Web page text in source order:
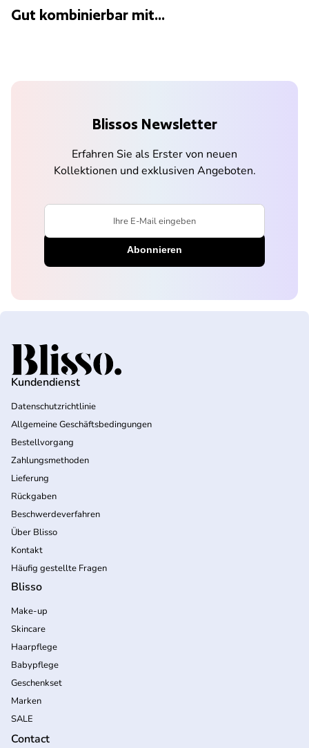
Gut kombinierbar mit...
Blissos Newsletter
Erfahren Sie als Erster von neuen
Kollektionen und exklusiven Angeboten.
Ihre E-Mail eingeben
Startseite
Kundendienst
Datenschutzrichtlinie
Allgemeine Geschäftsbedingungen
Bestellvorgang
Zahlungsmethoden
Lieferung
Rückgaben
Beschwerdeverfahren
Über Blisso
Kontakt
Häufig gestellte Fragen
Blisso
Make-up
Skincare
Haarpflege
Babypflege
Geschenkset
Marken
SALE
Contact